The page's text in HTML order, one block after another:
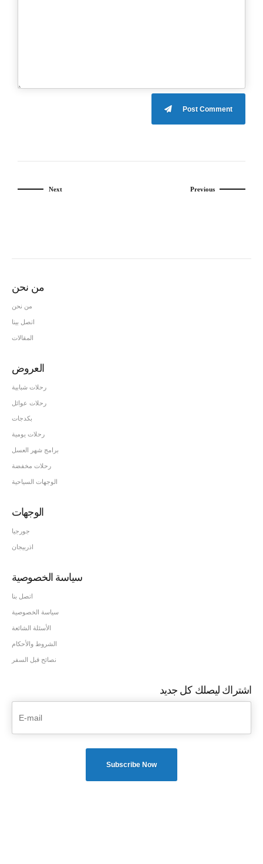
Post Comment
Previous
Next
من نحن
من نحن
اتصل بينا
المقالات
العروض
رحلات شبابية
رحلات عوائل
بكدجات
رحلات يومية
برامج شهر العسل
رحلات مخفضة
الوجهات السياحية
الوجهات
جورجيا
اذربيجان
سياسة الخصوصية
اتصل بنا
سياسة الخصوصية
الأسئلة الشائعة
الشروط والأحكام
نصائح قبل السفر
اشتراك ليصلك كل جديد